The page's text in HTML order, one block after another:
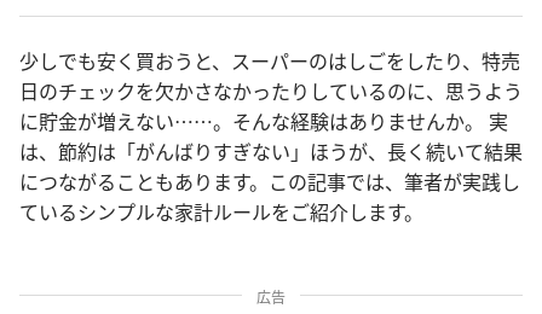
少しでも安く買おうと、スーパーのはしごをしたり、特売
日のチェックを欠かさなかったりしているのに、思うよう
に貯金が増えない……。そんな経験はありませんか。 実
は、節約は「がんばりすぎない」ほうが、長く続いて結果
につながることもあります。この記事では、筆者が実践し
ているシンプルな家計ルールをご紹介します。
広告